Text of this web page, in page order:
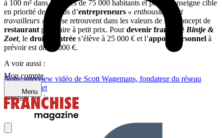
Mon compte
Menu
à 100 m² dans les villes de 75 000 habitants et plus. L’enseigne cible
en priorité des profils d’entrepreneurs « enthousiastes et
travailleurs »
, qui se retrouvent dans les valeurs de son concept de
restaurant populaire à petit prix. Pourdevenir franchisé Bintje &
Zoet, le droit d’entrée s’élève à 25 000 € et l’apport personnel à
prévoir est de 85 000 €.
A voir aussi :
Notre interview vidéo de Scott Wagemans, fondateur du réseau
Bintje & Zoet
Partager sur :